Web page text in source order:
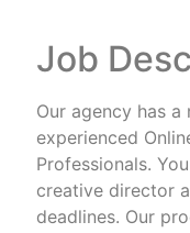
Job
Our agency has
experienced
Professionals.
creative director
deadlines. Our